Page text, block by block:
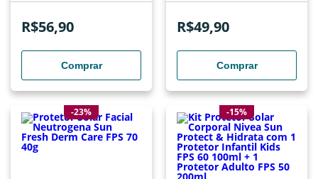
R$56,90
Comprar
R$49,90
Comprar
-23% -15%